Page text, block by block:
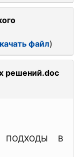
файл)
решений.doc
В